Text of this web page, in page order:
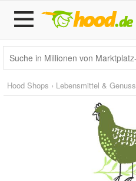
Hood Shops › Lebensmittel & Genuss